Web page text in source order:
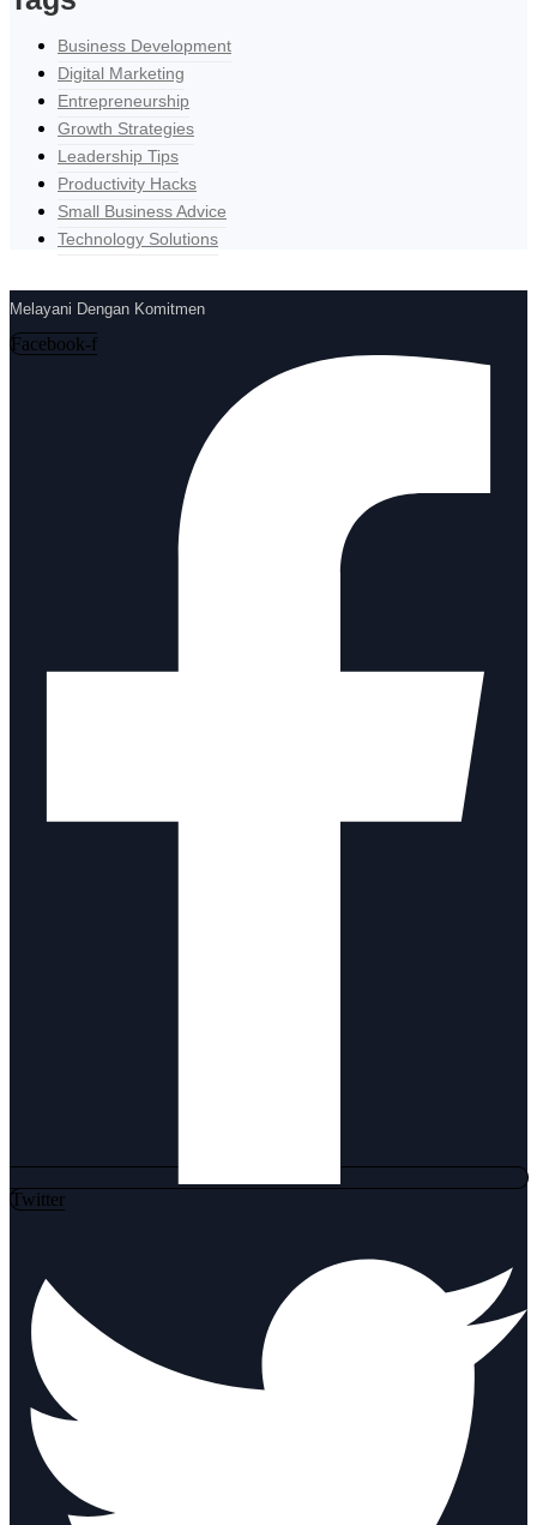
Business Development
Digital Marketing
Entrepreneurship
Growth Strategies
Leadership Tips
Productivity Hacks
Small Business Advice
Technology Solutions
Melayani Dengan Komitmen
Facebook-f
Twitter